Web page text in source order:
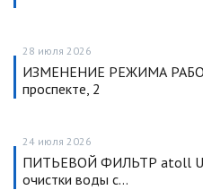
28 июля 2026
ИЗМЕНЕНИЕ РЕЖИМА
проспекте, 2
24 июля 2026
ПИТЬЕВОЙ ФИЛЬТР atoll
очистки воды с…